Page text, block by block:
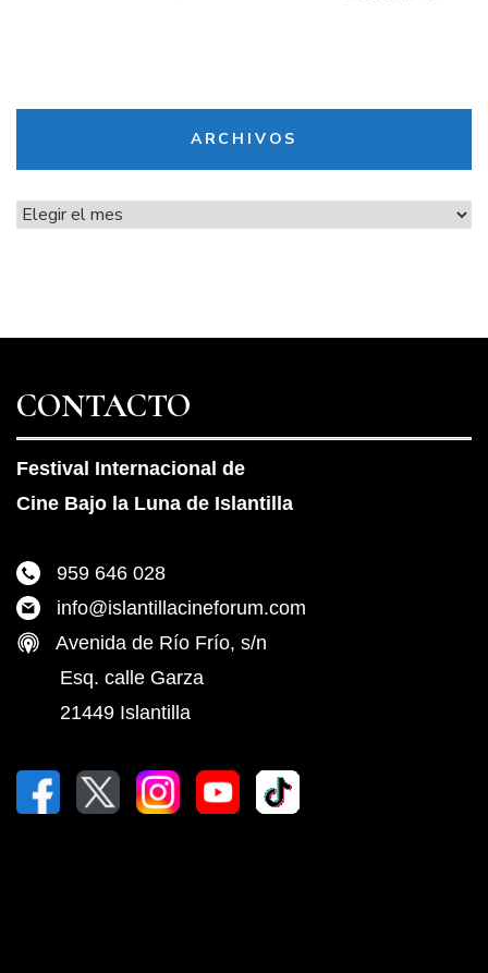
ARCHIVOS
Archivos
CONTACTO
Festival Internacional de
Cine Bajo la Luna de Islantilla
959 646 028
info@islantillacineforum.com
Avenida de Río Frío, s/n
Esq. calle Garza
21449 Islantilla